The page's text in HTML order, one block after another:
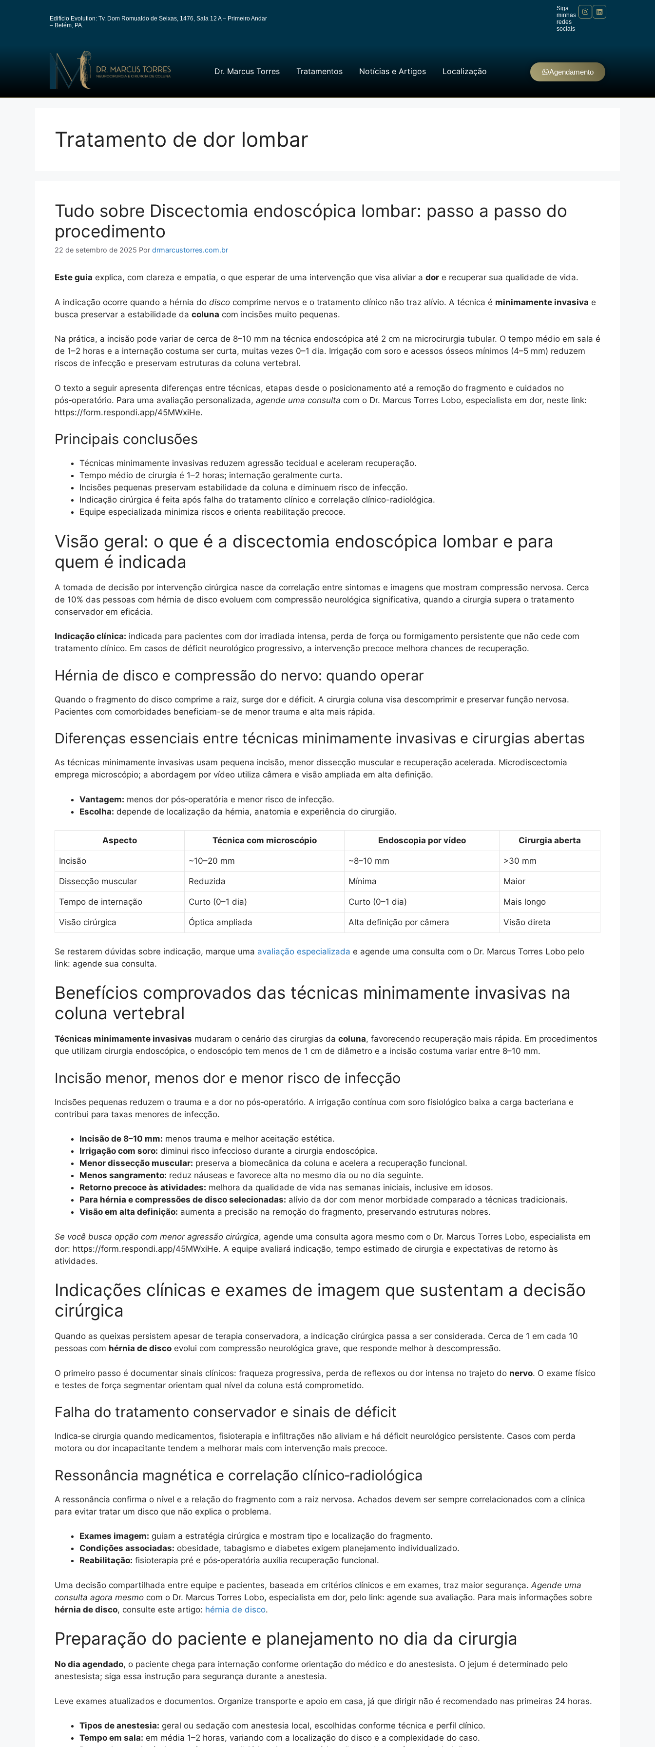
Edifício Evolution: Tv. Dom Romualdo de Seixas, 1476, Sala 12 A – Primeiro Andar
– Belém, PA.
Siga
minhas
redes
sociais
Dr. Marcus Torres Tratamentos Notícias e Artigos Localização Agendamento
Tratamento de dor lombar
Tudo sobre Discectomia endoscópica lombar: passo a passo do
procedimento
22 de setembro de 2025 Por drmarcustorres.com.br
Este guia explica, com clareza e empatia, o que esperar de uma intervenção que visa aliviar a dor e recuperar sua qualidade de vida.
A indicação ocorre quando a hérnia do disco comprime nervos e o tratamento clínico não traz alívio. A técnica é minimamente invasiva e
busca preservar a estabilidade da coluna com incisões muito pequenas.
Na prática, a incisão pode variar de cerca de 8–10 mm na técnica endoscópica até 2 cm na microcirurgia tubular. O tempo médio em sala é
de 1–2 horas e a internação costuma ser curta, muitas vezes 0–1 dia. Irrigação com soro e acessos ósseos mínimos (4–5 mm) reduzem
riscos de infecção e preservam estruturas da coluna vertebral.
O texto a seguir apresenta diferenças entre técnicas, etapas desde o posicionamento até a remoção do fragmento e cuidados no
pós‑operatório. Para uma avaliação personalizada, agende uma consulta com o Dr. Marcus Torres Lobo, especialista em dor, neste link:
https://form.respondi.app/45MWxiHe.
Principais conclusões
Técnicas minimamente invasivas reduzem agressão tecidual e aceleram recuperação.
Tempo médio de cirurgia é 1–2 horas; internação geralmente curta.
Incisões pequenas preservam estabilidade da coluna e diminuem risco de infecção.
Indicação cirúrgica é feita após falha do tratamento clínico e correlação clínico-radiológica.
Equipe especializada minimiza riscos e orienta reabilitação precoce.
Visão geral: o que é a discectomia endoscópica lombar e para
quem é indicada
A tomada de decisão por intervenção cirúrgica nasce da correlação entre sintomas e imagens que mostram compressão nervosa. Cerca
de 10% das pessoas com hérnia de disco evoluem com compressão neurológica significativa, quando a cirurgia supera o tratamento
conservador em eficácia.
Indicação clínica: indicada para pacientes com dor irradiada intensa, perda de força ou formigamento persistente que não cede com
tratamento clínico. Em casos de déficit neurológico progressivo, a intervenção precoce melhora chances de recuperação.
Hérnia de disco e compressão do nervo: quando operar
Quando o fragmento do disco comprime a raiz, surge dor e déficit. A cirurgia coluna visa descomprimir e preservar função nervosa.
Pacientes com comorbidades beneficiam-se de menor trauma e alta mais rápida.
Diferenças essenciais entre técnicas minimamente invasivas e cirurgias abertas
As técnicas minimamente invasivas usam pequena incisão, menor dissecção muscular e recuperação acelerada. Microdiscectomia
emprega microscópio; a abordagem por vídeo utiliza câmera e visão ampliada em alta definição.
Vantagem: menos dor pós‑operatória e menor risco de infecção.
Escolha: depende de localização da hérnia, anatomia e experiência do cirurgião.
Aspecto Técnica com microscópio Endoscopia por vídeo Cirurgia aberta
Incisão ~10–20 mm ~8–10 mm >30 mm
Dissecção muscular Reduzida Mínima Maior
Tempo de internação Curto (0–1 dia) Curto (0–1 dia) Mais longo
Visão cirúrgica Óptica ampliada Alta definição por câmera Visão direta
Se restarem dúvidas sobre indicação, marque uma avaliação especializada e agende uma consulta com o Dr. Marcus Torres Lobo pelo
link: agende sua consulta.
Benefícios comprovados das técnicas minimamente invasivas na
coluna vertebral
Técnicas minimamente invasivas mudaram o cenário das cirurgias da coluna, favorecendo recuperação mais rápida. Em procedimentos
que utilizam cirurgia endoscópica, o endoscópio tem menos de 1 cm de diâmetro e a incisão costuma variar entre 8–10 mm.
Incisão menor, menos dor e menor risco de infecção
Incisões pequenas reduzem o trauma e a dor no pós‑operatório. A irrigação contínua com soro fisiológico baixa a carga bacteriana e
contribui para taxas menores de infecção.
Incisão de 8–10 mm: menos trauma e melhor aceitação estética.
Irrigação com soro: diminui risco infeccioso durante a cirurgia endoscópica.
Menor dissecção muscular: preserva a biomecânica da coluna e acelera a recuperação funcional.
Menos sangramento: reduz náuseas e favorece alta no mesmo dia ou no dia seguinte.
Retorno precoce às atividades: melhora da qualidade de vida nas semanas iniciais, inclusive em idosos.
Para hérnia e compressões de disco selecionadas: alívio da dor com menor morbidade comparado a técnicas tradicionais.
Visão em alta definição: aumenta a precisão na remoção do fragmento, preservando estruturas nobres.
Se você busca opção com menor agressão cirúrgica, agende uma consulta agora mesmo com o Dr. Marcus Torres Lobo, especialista em
dor: https://form.respondi.app/45MWxiHe. A equipe avaliará indicação, tempo estimado de cirurgia e expectativas de retorno às
atividades.
Indicações clínicas e exames de imagem que sustentam a decisão
cirúrgica
Quando as queixas persistem apesar de terapia conservadora, a indicação cirúrgica passa a ser considerada. Cerca de 1 em cada 10
pessoas com hérnia de disco evolui com compressão neurológica grave, que responde melhor à descompressão.
O primeiro passo é documentar sinais clínicos: fraqueza progressiva, perda de reflexos ou dor intensa no trajeto do nervo. O exame físico
e testes de força segmentar orientam qual nível da coluna está comprometido.
Falha do tratamento conservador e sinais de déficit
Indica‑se cirurgia quando medicamentos, fisioterapia e infiltrações não aliviam e há déficit neurológico persistente. Casos com perda
motora ou dor incapacitante tendem a melhorar mais com intervenção mais precoce.
Ressonância magnética e correlação clínico‑radiológica
A ressonância confirma o nível e a relação do fragmento com a raiz nervosa. Achados devem ser sempre correlacionados com a clínica
para evitar tratar um disco que não explica o problema.
Exames imagem: guiam a estratégia cirúrgica e mostram tipo e localização do fragmento.
Condições associadas: obesidade, tabagismo e diabetes exigem planejamento individualizado.
Reabilitação: fisioterapia pré e pós‑operatória auxilia recuperação funcional.
Uma decisão compartilhada entre equipe e pacientes, baseada em critérios clínicos e em exames, traz maior segurança. Agende uma
consulta agora mesmo com o Dr. Marcus Torres Lobo, especialista em dor, pelo link: agende sua avaliação. Para mais informações sobre
hérnia de disco, consulte este artigo: hérnia de disco.
Preparação do paciente e planejamento no dia da cirurgia
No dia agendado, o paciente chega para internação conforme orientação do médico e do anestesista. O jejum é determinado pelo
anestesista; siga essa instrução para segurança durante a anestesia.
Leve exames atualizados e documentos. Organize transporte e apoio em casa, já que dirigir não é recomendado nas primeiras 24 horas.
Tipos de anestesia: geral ou sedação com anestesia local, escolhidas conforme técnica e perfil clínico.
Tempo em sala: em média 1–2 horas, variando com a localização do disco e a complexidade do caso.